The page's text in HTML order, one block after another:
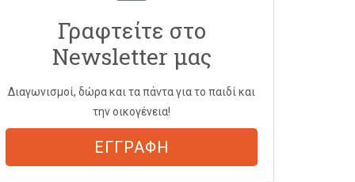
Γραφτείτε στο
Newsletter μας
Διαγωνισμοί, δώρα και τα πάντα για το παιδί και
την οικογένεια!
ΕΓΓΡΑΦΗ